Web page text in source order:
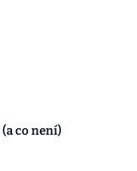
co není)